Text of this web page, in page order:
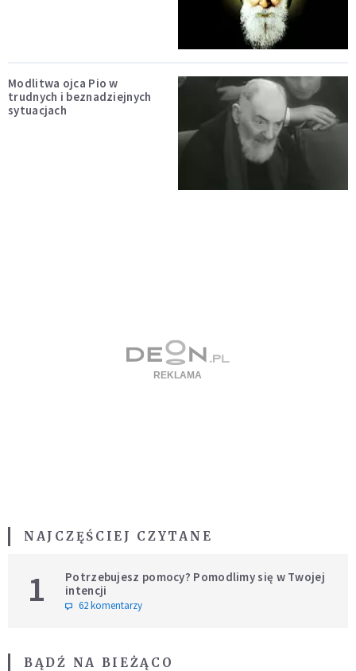
Modlitwa ojca Pio w
trudnych i beznadziejnych
sytuacjach
NAJCZĘŚCIEJ CZYTANE
1
Potrzebujesz pomocy? Pomodlimy się w Twojej
intencji
62 komentarzy
BĄDŹ NA BIEŻĄCO